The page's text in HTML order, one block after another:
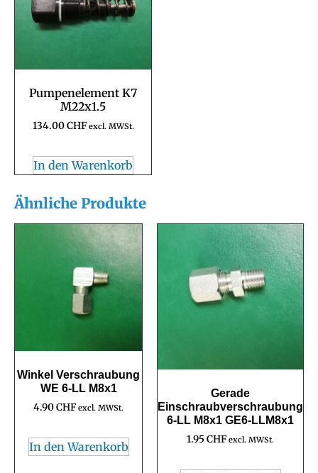
Pumpenelement K7
M22x1.5
134.00CHF excl. MWSt.
In den Warenkorb
Ähnliche Produkte
Winkel Verschraubung
WE 6-LL M8x1
4.90CHF excl. MWSt.
In den Warenkorb
Gerade
Einschraubverschraubung
6-LL M8x1 GE6-LLM8x1
1.95CHF excl. MWSt.